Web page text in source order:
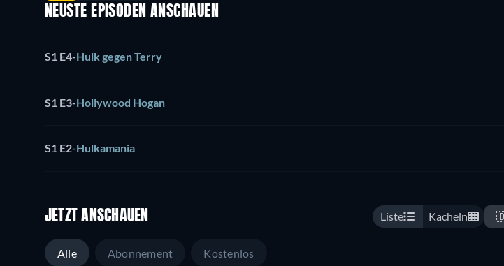
NEUSTE EPISODEN ANSCHAUEN
S1 E4-Hulk gegen Terry
S1 E3-Hollywood Hogan
S1 E2-Hulkamania
JETZT ANSCHAUEN Liste Kacheln
Alle Abonnement Kostenlos